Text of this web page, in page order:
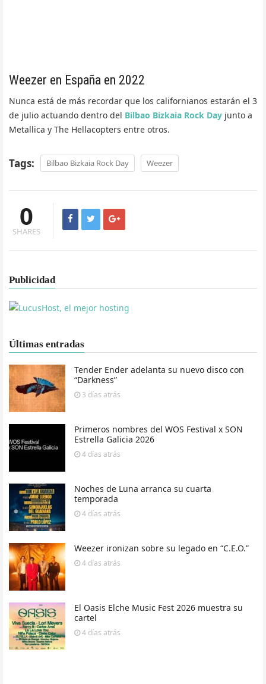
Weezer en España en 2022
Nunca está de más recordar que los californianos estarán el 3
de julio actuando dentro del Bilbao Bizkaia Rock Day junto a
Metallica y The Hellacopters entre otros.
Tags: Bilbao Bizkaia Rock Day Weezer
0
SHARES
Publicidad
Últimas entradas
Tender Ender adelanta su nuevo disco con
“Darkness”
3 días atrás
Primeros nombres del WOS Festival x SON
Estrella Galicia 2026
4 días atrás
Noches de Luna arranca su cuarta
temporada
4 días atrás
Weezer ironizan sobre su legado en “C.E.O.”
4 días atrás
El Oasis Elche Music Fest 2026 muestra su
cartel
4 días atrás